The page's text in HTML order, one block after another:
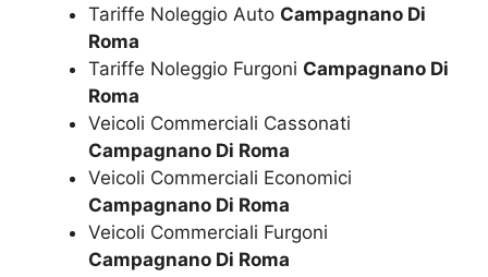
Tariffe Noleggio Auto Campagnano Di
Roma
Tariffe Noleggio Furgoni Campagnano Di
Roma
Veicoli Commerciali Cassonati
Campagnano Di Roma
Veicoli Commerciali Economici
Campagnano Di Roma
Veicoli Commerciali Furgoni
Campagnano Di Roma